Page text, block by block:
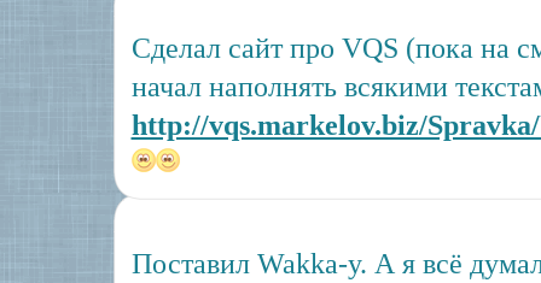
Сделал сайт про VQS (пока на
начал наполнять всякими
http://vqs.markelov.biz/
Поставил Wakka-у. А я всё